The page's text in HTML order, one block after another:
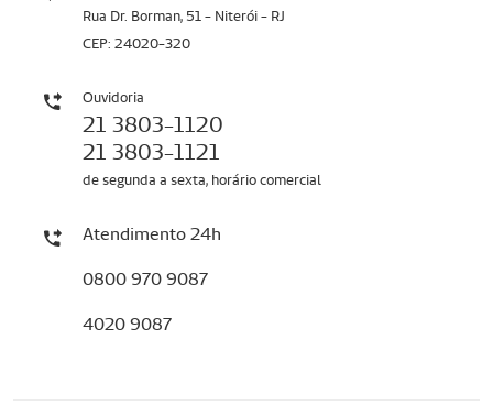
Rua Dr. Borman, 51 - Niterói - RJ
CEP: 24020-320
Ouvidoria
21 3803-1120
21 3803-1121
de segunda a sexta, horário comercial
Atendimento 24h
0800 970 9087
4020 9087